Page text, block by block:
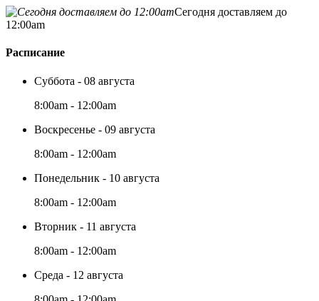
Сегодня доставляем до
12:00am
Расписание
Суббота - 08 августа
8:00am - 12:00am
Воскресенье - 09 августа
8:00am - 12:00am
Понедельник - 10 августа
8:00am - 12:00am
Вторник - 11 августа
8:00am - 12:00am
Среда - 12 августа